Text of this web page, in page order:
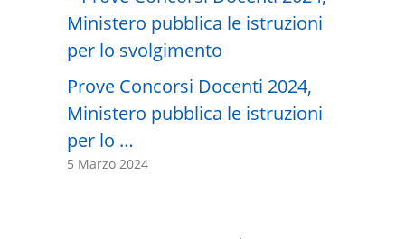
Prove Concorsi Docenti 2024,
Ministero pubblica le istruzioni
per lo …
5 Marzo 2024